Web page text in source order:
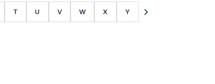
T U V W X Y Z
chevron_right